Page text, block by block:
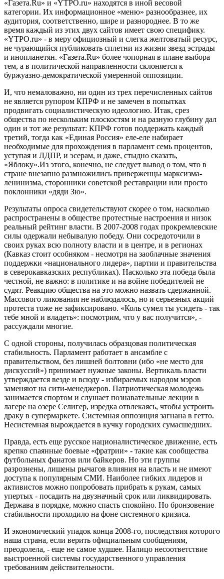
«Газета.Ru» и «YTPO.ru» находятся в иной весовой
категории. Их информационное «меню» разнообразнее, их
аудитория, соответственно, шире и разнороднее. В то же
время каждый из этих двух сайтов имеет свою специфику.
«YTPO.ru» - в меру официозный и слегка желтоватый ресурс,
не чурающийся публиковать сплетни из жизни звезд эстрады
и инопланетян. «Газета.Ru» более чопорная в плане выбора
тем, а в политической направленности склоняется к
буржуазно-демократической умеренной оппозиции.
И, что немаловажно, ни один из трех перечисленных сайтов
не является рупором КПРФ и не замечен в попытках
продвигать социалистическую идеологию. Итак, срез
общества по нескольким плоскостям и на разную глубину дал
один и тот же результат: КПРФ готов поддержать каждый
третий, тогда как «Единая Россия» еле-еле набирает
необходимые для прохождения в парламент семь процентов,
уступая и ЛДПР, и эсерам, и даже, стыдно сказать,
«Яблоку».Из этого, конечно, не следует вывод о том, что в
стране внезапно размножились приверженцы марксизма-
ленинизма, сторонники советской реставрации или просто
поклонники «дяди Зю».
Результаты опроса свидетельствуют скорее о том, насколько
распространены в обществе протестные настроения и низок
реальный рейтинг власти. В 2007-2008 годах прокремлевские
силы одержали небывалую победу. Они сосредоточили в
своих руках всю полноту власти и в центре, и в регионах
(Кавказ стоит особняком - несмотря на заоблачные значения
поддержки «национального лидера», партии и правительства
в северокавказских республиках). Насколько эта победа была
честной, не важно: в политике и на войне победителей не
судят. Реакцию общества на это можно назвать сдержанной.
Массового ликования не наблюдалось, но и серьезных акций
протеста тоже не зафиксировано. «Коль сумел ты усидеть - так
тебе мной и владеть»: посмотрим, что у вас получится», -
рассуждали многие.
С одной стороны, получилась образцовая политическая
стабильность. Парламент работает в ансамбле с
правительством, без лишней болтовни (ибо «не место для
дискуссий») принимает нужные законы. Вертикаль власти
утверждается везде и всюду - избираемых народом мэров
заменяют на сити-менеджеров. Патриотическая молодежь
занимается спортом и слушает познавательные лекции в
лагере на озере Селигер, изредка отвлекаясь, чтобы устроить
драку в супермаркете. Системная оппозиция загнана в гетто.
Несистемная вырождается в кучку городских сумасшедших.
Правда, есть еще русское националистическое движение, есть
крепко спаянные боевые «фратрии» - такие как сообщества
футбольных фанатов или байкеров. Но эти группы
разрознены, лишены рычагов влияния на власть и не имеют
доступа к популярным СМИ. Наиболее гибких лидеров и
активистов можно попробовать прибрать к рукам, самых
упертых - посадить на двузначный срок или ликвидировать.
Держава в порядке, можно спасть спокойно. Но бронзовение
стабильности проходило на фоне системного кризиса.
И экономический упадок конца 2008-го, последствия которого
наша страна, если верить официальным сообщениям,
преодолела, - еще не самое худшее. Налицо несоответствие
выстроенной системы государственного управления
требованиям действительности.